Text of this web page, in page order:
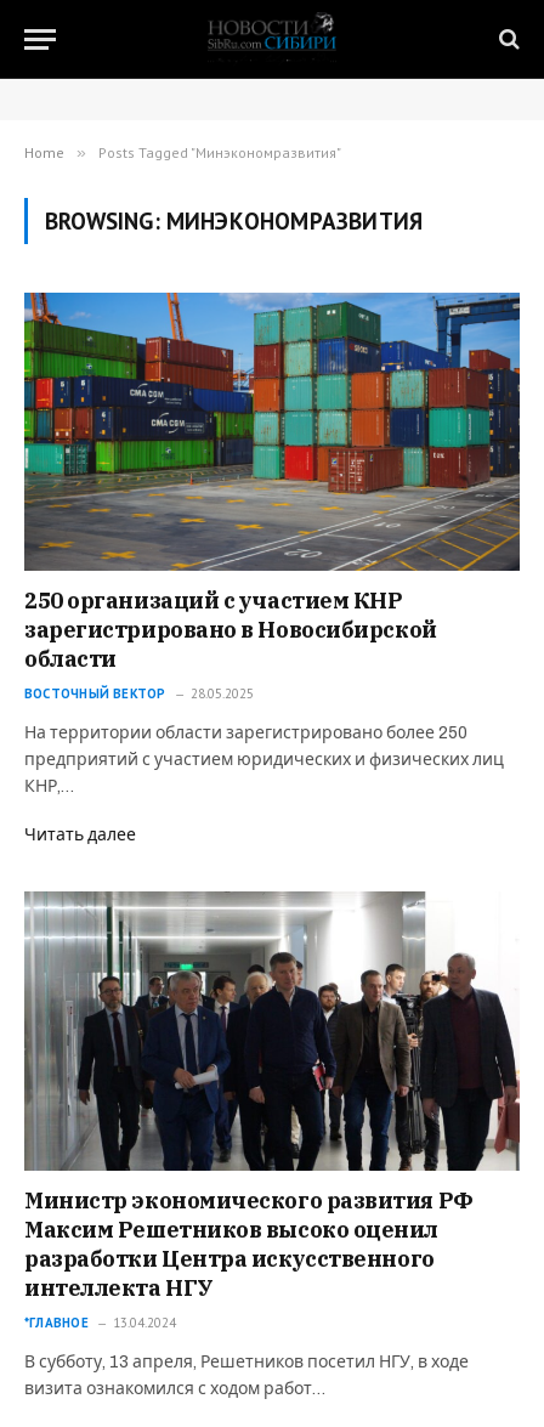
Home » Posts Tagged "Минэкономразвития"
BROWSING: МИНЭКОНОМРАЗВИТИЯ
250 организаций с участием КНР
зарегистрировано в Новосибирской
области
ВОСТОЧНЫЙ ВЕКТОР 28.05.2025
На территории области зарегистрировано более 250
предприятий с участием юридических и физических лиц
КНР,…
Читать далее
Министр экономического развития РФ
Максим Решетников высоко оценил
разработки Центра искусственного
интеллекта НГУ
*ГЛАВНОЕ 13.04.2024
В субботу, 13 апреля, Решетников посетил НГУ, в ходе
визита ознакомился с ходом работ…